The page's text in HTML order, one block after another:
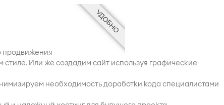
УДОБНО
продвижения
Или же создадим сайт используя графические
необходимость доработки кода специалистами